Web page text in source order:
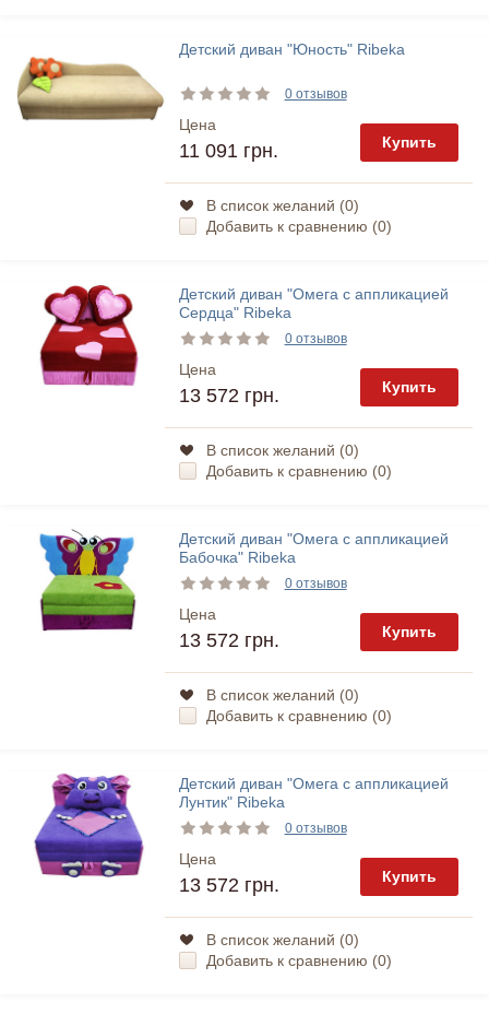
Детский диван "Юность" Ribeka
0 отзывов
Цена
11 091 грн. Купить
В список желаний (0)
Добавить к сравнению (0)
Детский диван "Омега с аппликацией
Сердца" Ribeka
0 отзывов
Цена
13 572 грн. Купить
В список желаний (0)
Добавить к сравнению (0)
Детский диван "Омега с аппликацией
Бабочка" Ribeka
0 отзывов
Цена
13 572 грн. Купить
В список желаний (0)
Добавить к сравнению (0)
Детский диван "Омега с аппликацией
Лунтик" Ribeka
0 отзывов
Цена
13 572 грн. Купить
В список желаний (0)
Добавить к сравнению (0)